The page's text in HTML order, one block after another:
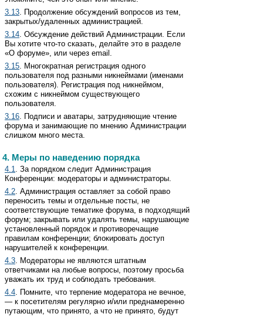
3.13 . Продолжение обсуждений вопросов из тем,
закрытых/удаленных администрацией.
3.14 . Обсуждение действий Администрации. Если
Вы хотите что-то сказать, делайте это в разделе
«О форуме», или через email.
3.15 . Многократная регистрация одного
пользователя под разными никнеймами (именами
пользователя). Регистрация под никнеймом,
схожим с никнеймом существующего
пользователя.
3.16 . Подписи и аватары, затрудняющие чтение
форума и занимающие по мнению Администрации
слишком много места.
4. Меры по наведению порядка
4.1
. За порядком следит Администрация
Конференции: модераторы и администраторы.
4.2 . Администрация оставляет за собой право
переносить темы и отдельные посты, не
соответствующие тематике форума, в подходящий
форум; закрывать или удалять темы, нарушающие
установленный порядок и противоречащие
правилам конференции; блокировать доступ
нарушителей к конференции.
4.3 . Модераторы не являются штатным
ответчиками на любые вопросы, поэтому просьба
уважать их труд и соблюдать требования.
4.4 . Помните, что терпение модератора не вечное,
— к посетителям регулярно и/или преднамеренно
путающим, что принято, а что не принято, будут